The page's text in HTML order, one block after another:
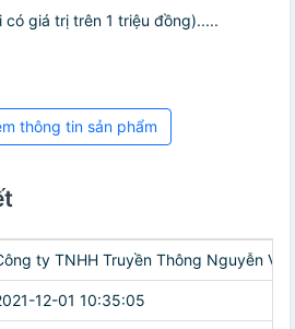
giá trị trên 1 triệu đồng).....
thông tin sản phẩm
ty TNHH Truyền Thông Nguyễn
12-01 10:35:05